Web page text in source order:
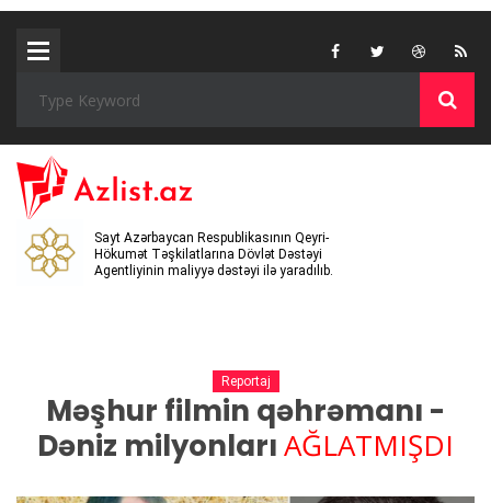
Sayt Azərbaycan Respublikasının Qeyri-
Hökumət Təşkilatlarına Dövlət Dəstəyi
Agentliyinin maliyyə dəstəyi ilə yaradılıb.
Reportaj
Məşhur filmin qəhrəmanı -
Dəniz milyonlarıAĞLATMIŞDI